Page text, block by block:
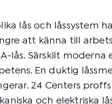
lås och låssystem
att känna till
lås. Särskilt moderna
En duktig
24 Centers
och elektriska